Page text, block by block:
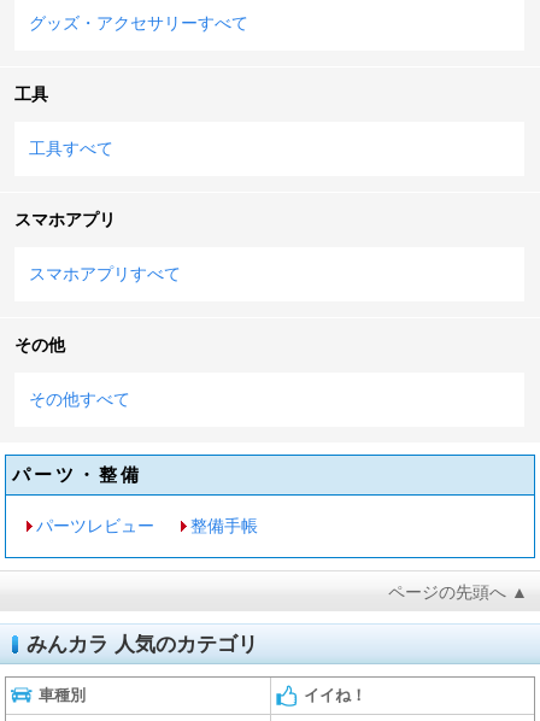
グッズ・アクセサリーすべて
工具
工具すべて
スマホアプリ
スマホアプリすべて
その他
その他すべて
パーツ・整備
パーツレビュー 整備手帳
ページの先頭へ ▲
みんカラ 人気のカテゴリ
車種別 イイね！